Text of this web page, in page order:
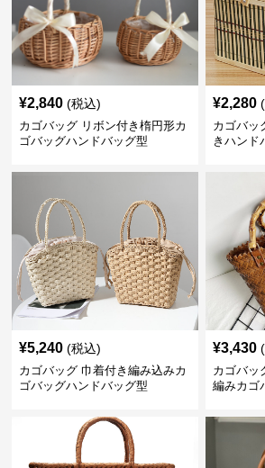
¥2,840 (税込)
カゴバッグ リボン付き楕円形カ
ゴバッグハンドバッグ型
¥2,280
カゴバッ
きハンド
¥5,240 (税込)
カゴバッグ 巾着付き編み込みカ
ゴバッグハンドバッグ型
¥3,430
カゴバッ
編みカゴ